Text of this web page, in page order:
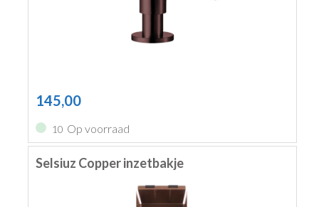
145,00
10 Op voorraad
Selsiuz Copper inzetbakje